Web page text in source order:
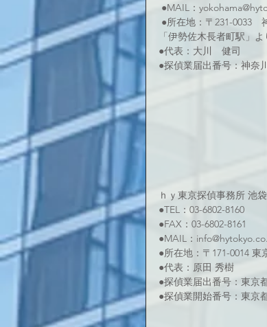
●MAIL：
●所在地：〒231-0033
「伊勢佐木長者町駅」
●代表：大川　健司
●探偵業届出番号：神奈
ｈｙ東京探偵事務所 池
●TEL：03-6802-8160
●FAX：03-6802-8161
●MAIL：
●所在地：〒171-0014
●代表：原田 秀樹
●探偵業届出番号：東京
●探偵業開始番号：東京